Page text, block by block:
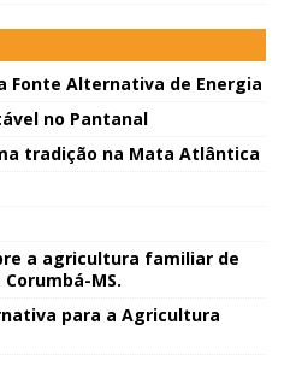
Fonte Alternativa de Energia
no Pantanal
tradição na Mata Atlântica
a agricultura familiar de
MS.
para a Agricultura